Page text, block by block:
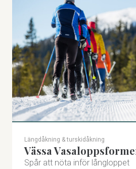
Längdåkning & turskidåkning
Vässa
Spår att nöta inför långloppet